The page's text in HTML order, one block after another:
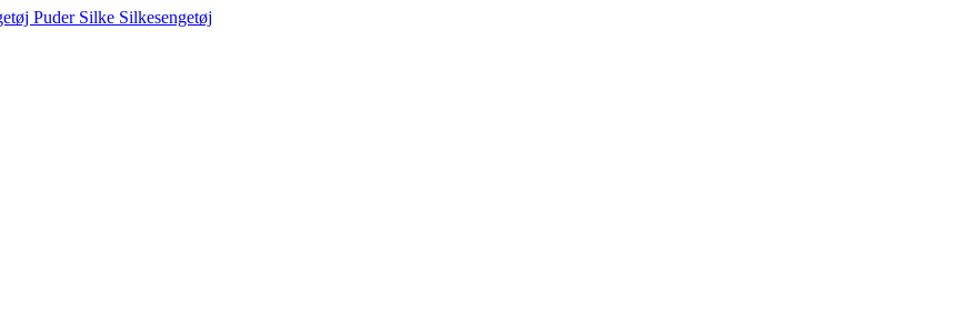
Puder Silke Silkesengetøj